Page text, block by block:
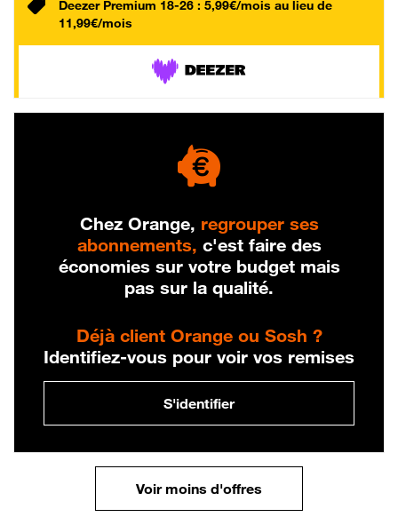
Deezer Premium 18-26 : 5,99€/mois au lieu de
11,99€/mois
Chez Orange, regrouper ses
abonnements, c'est faire des
économies sur votre budget mais
pas sur la qualité.
Déjà client Orange ou Sosh ?
Identifiez-vous pour voir vos remises
S'identifier
Voir moins d'offres